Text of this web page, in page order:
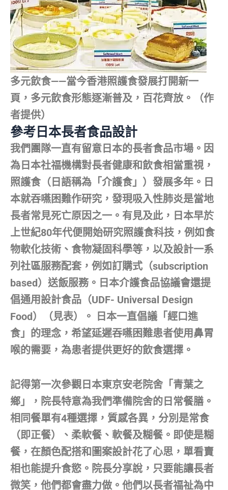
多元飲食——當今香港照護食發展打開新一
頁，多元飲食形態逐漸普及，百花齊放。（作
者提供）
參考日本長者食品設計
我們團隊一直有留意日本的長者食品市場。因
為日本社福機構對長者健康和飲食相當重視，
照護食（日語稱為「介護食」）發展多年。日
本就吞嚥困難作研究，發現吸入性肺炎是當地
長者常見死亡原因之一。有見及此，日本早於
上世紀80年代便開始研究照護食科技，例如食
物軟化技術、食物凝固科學等，以及設計一系
列社區服務配套，例如訂購式（subscription
based）送飯服務。日本介護食品協議會還提
倡通用設計食品（UDF- Universal Design
Food）（見表）。 日本一直倡議「經口進
食」的理念，希望延遲吞嚥困難患者使用鼻胃
喉的需要，為患者提供更好的飲食選擇。
記得第一次參觀日本東京安老院舍「青葉之
鄉」，院長特意為我們準備院舍的日常餐膳。
相同餐單有4種選擇，質感各異，分別是常食
（即正餐）、柔軟餐、軟餐及糊餐。即使是糊
餐，在顏色配搭和圖案設計花了心思，單看賣
相也能提升食慾。院長分享說，只要能讓長者
微笑，他們都會盡力做。他們以長者福祉為中